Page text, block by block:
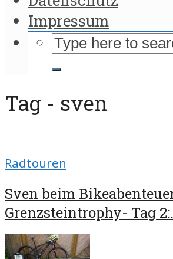
Impressum
Tag - sven
Radtouren
Sven beim
Grenzsteintrophy- Tag